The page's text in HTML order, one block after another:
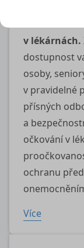
Česká
v lékárnách.
dostupnost
osoby,
v pravidelné
přísných
a
očkování v
ochranu
Více